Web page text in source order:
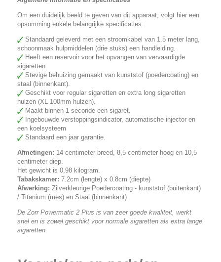
Om een duidelijk beeld te geven van dit apparaat, volgt hier een
opsomming enkele belangrijke specificaties:
Standaard geleverd met een stroomkabel van 1.5 meter lang,
schoonmaak hulpmiddelen (drie stuks) een handleiding.
Heeft een reservoir voor het opvangen van vervaardigde
sigaretten.
Stevige behuizing gemaakt van kunststof (poedercoating) en
staal (binnenkant).
Geschikt voor regular sigaretten en extra long sigaretten
hulzen (XL 100mm hulzen).
Maakt binnen 1 seconde een sigaret.
Ingebouwde verstoppingsindicator, automatische injector en
een koelsysteem
Standaard een jaar garantie.
Afmetingen: 14 centimeter breed, 8,5 centimeter hoog en 10,5
centimeter diep.
Het gewicht is 0,98 kilogram.
Tabakskamer: 7.2cm (lengte) x 0.8cm (diepte)
Afwerking: Zilverkleurige Poedercoating - kunststof (buitenkant)
/ Titanium (mes) en Staal (binnenkant)
De Zorr Powermatic 2 Plus is van zeer goede kwaliteit, werkt
snel en is zowel geschikt voor normale sigaretten als extra lange
sigaretten.